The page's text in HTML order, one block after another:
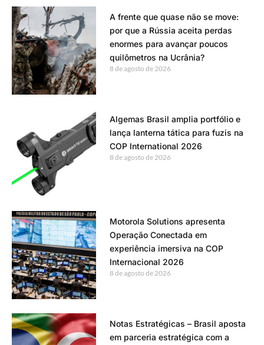
A frente que quase não se move:
por que a Rússia aceita perdas
enormes para avançar poucos
quilômetros na Ucrânia?
8 de agosto de 2026
Algemas Brasil amplia portfólio e
lança lanterna tática para fuzis na
COP International 2026
8 de agosto de 2026
Motorola Solutions apresenta
Operação Conectada em
experiência imersiva na COP
Internacional 2026
8 de agosto de 2026
Notas Estratégicas – Brasil aposta
em parceria estratégica com a